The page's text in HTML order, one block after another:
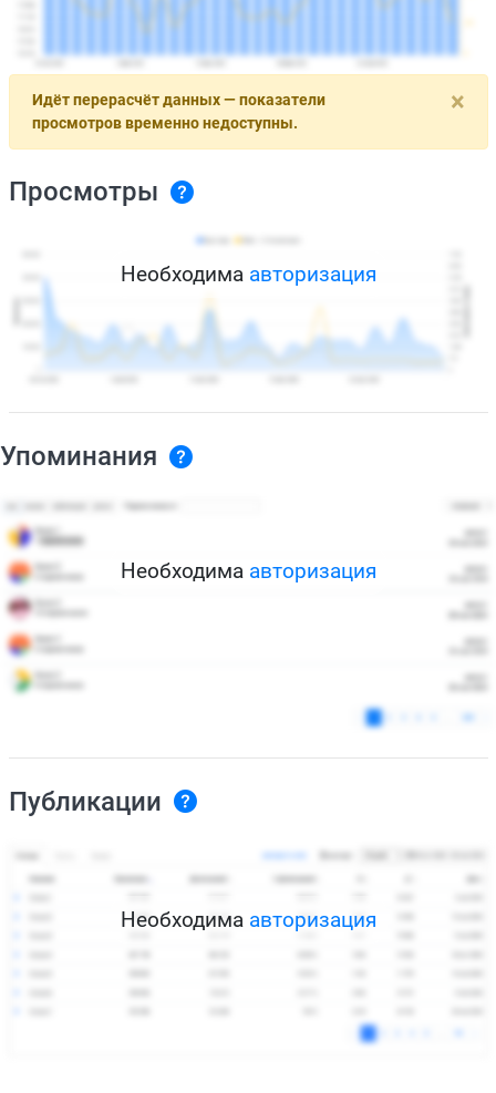
×
Идёт перерасчёт данных — показатели
просмотров временно недоступны.
Просмотры
Необходима авторизация
Упоминания
Необходима авторизация
Публикации
Необходима авторизация